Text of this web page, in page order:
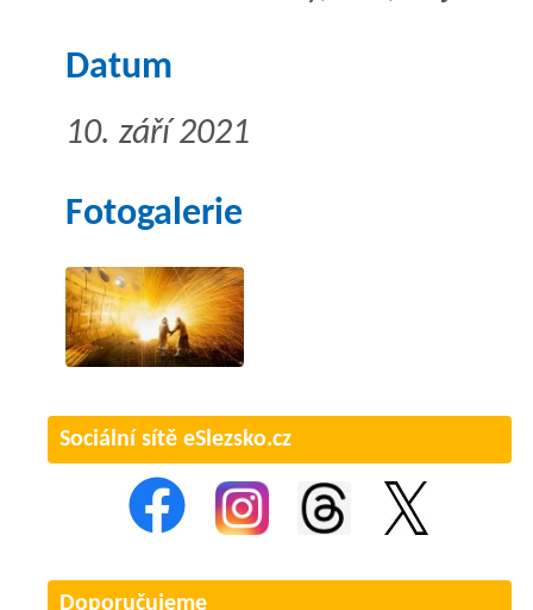
Datum
10. září 2021
Fotogalerie
Sociální sítě eSlezsko.cz
Doporučujeme